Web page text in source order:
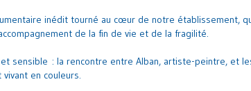
inédit tourné au cœur de notre établissement,
de la fin de vie et de la fragilité.
et sensible : la rencontre entre Alban, artiste-peintre, et
en couleurs.